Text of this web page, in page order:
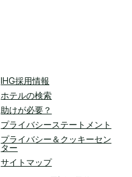
IHG採用情報
ホテルの検索
助けが必要？
プライバシーステートメント
プライバシー＆クッキーセン
ター
サイトマップ